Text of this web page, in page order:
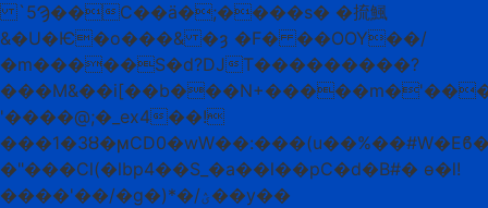
`5Ϡ��C��ӓ�;����s� �㧧鯴
&�U�Ѥ�o���& �ȝ �F� ��OOY��/
�m�����S�d?DJT���������?
'����@;�_ex4��!
�"���Cl(�lbp4��S_�a��l��pC�d�B#� ɵ�l!
����'��/�g�)*�/ؽ��y��